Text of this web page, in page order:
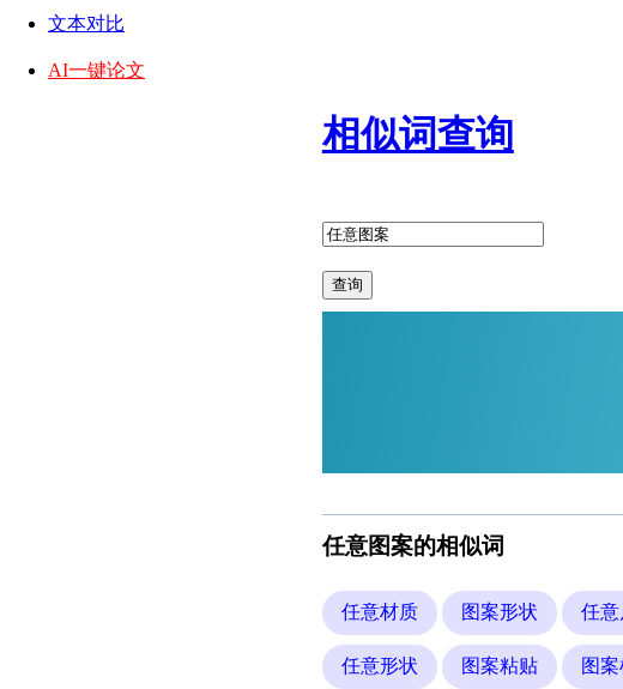
文本对比
AI一键论文
相似词查询
查询
任意图案的相似词
任意材质 图案形状 任
任意形状 图案粘贴 图